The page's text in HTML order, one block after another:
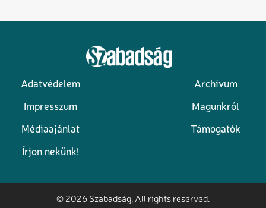
Lábléc
Adatvédelem Archívum
Impresszum Magunkról
Médiaajánlat Támogatók
Írjon nekünk!
© 2026 Szabadság, All rights reserved.